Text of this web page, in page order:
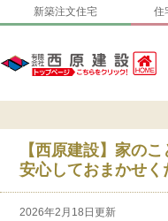
新築注文住宅 住
【西原建設】家の
安心しておまかせく
2026年2月18日更新